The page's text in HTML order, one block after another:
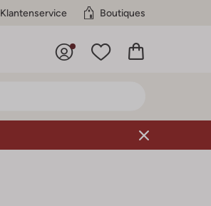
Klantenservice Boutiques